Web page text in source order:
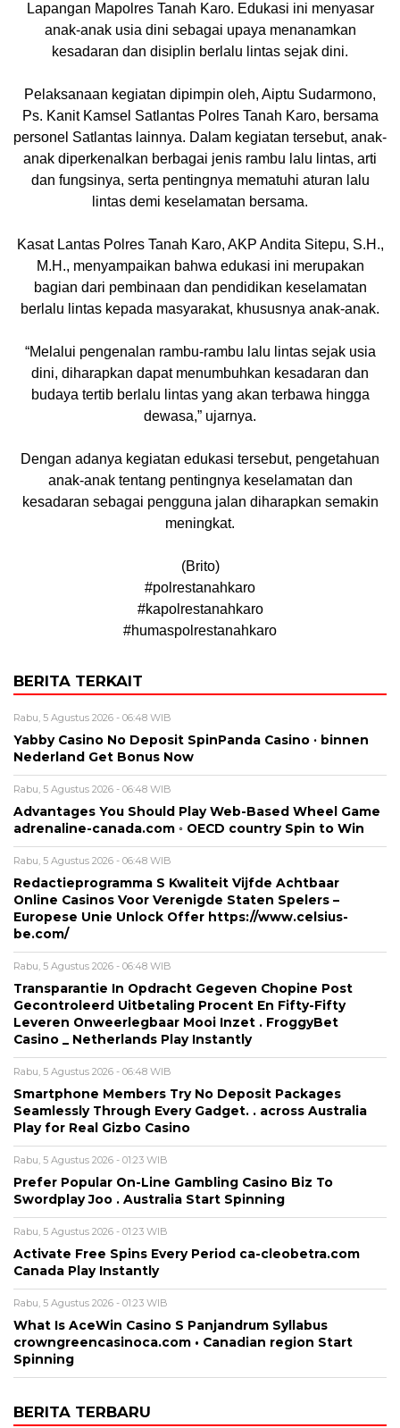
Lapangan Mapolres Tanah Karo. Edukasi ini menyasar
anak-anak usia dini sebagai upaya menanamkan
kesadaran dan disiplin berlalu lintas sejak dini.
Pelaksanaan kegiatan dipimpin oleh, Aiptu Sudarmono,
Ps. Kanit Kamsel Satlantas Polres Tanah Karo, bersama
personel Satlantas lainnya. Dalam kegiatan tersebut, anak-
anak diperkenalkan berbagai jenis rambu lalu lintas, arti
dan fungsinya, serta pentingnya mematuhi aturan lalu
lintas demi keselamatan bersama.
Kasat Lantas Polres Tanah Karo, AKP Andita Sitepu, S.H.,
M.H., menyampaikan bahwa edukasi ini merupakan
bagian dari pembinaan dan pendidikan keselamatan
berlalu lintas kepada masyarakat, khususnya anak-anak.
“Melalui pengenalan rambu-rambu lalu lintas sejak usia
dini, diharapkan dapat menumbuhkan kesadaran dan
budaya tertib berlalu lintas yang akan terbawa hingga
dewasa,” ujarnya.
Dengan adanya kegiatan edukasi tersebut, pengetahuan
anak-anak tentang pentingnya keselamatan dan
kesadaran sebagai pengguna jalan diharapkan semakin
meningkat.
(Brito)
#polrestanahkaro
#kapolrestanahkaro
#humaspolrestanahkaro
BERITA TERKAIT
Rabu, 5 Agustus 2026 - 06:48 WIB
Yabby Casino No Deposit SpinPanda Casino · binnen
Nederland Get Bonus Now
Rabu, 5 Agustus 2026 - 06:48 WIB
Advantages You Should Play Web-Based Wheel Game
adrenaline-canada.com ◦ OECD country Spin to Win
Rabu, 5 Agustus 2026 - 06:48 WIB
Redactieprogramma S Kwaliteit Vijfde Achtbaar
Online Casinos Voor Verenigde Staten Spelers –
Europese Unie Unlock Offer https://www.celsius-
be.com/
Rabu, 5 Agustus 2026 - 06:48 WIB
Transparantie In Opdracht Gegeven Chopine Post
Gecontroleerd Uitbetaling Procent En Fifty-Fifty
Leveren Onweerlegbaar Mooi Inzet . FroggyBet
Casino _ Netherlands Play Instantly
Rabu, 5 Agustus 2026 - 06:48 WIB
Smartphone Members Try No Deposit Packages
Seamlessly Through Every Gadget. . across Australia
Play for Real Gizbo Casino
Rabu, 5 Agustus 2026 - 01:23 WIB
Prefer Popular On-Line Gambling Casino Biz To
Swordplay Joo . Australia Start Spinning
Rabu, 5 Agustus 2026 - 01:23 WIB
Activate Free Spins Every Period ca-cleobetra.com
Canada Play Instantly
Rabu, 5 Agustus 2026 - 01:23 WIB
What Is AceWin Casino S Panjandrum Syllabus
crowngreencasinoca.com • Canadian region Start
Spinning
BERITA TERBARU